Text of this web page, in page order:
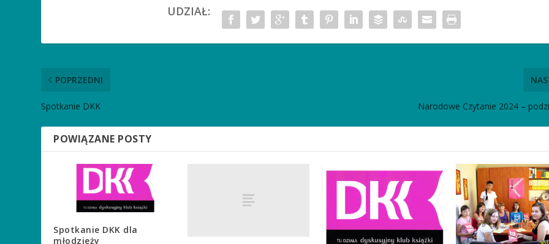
UDZIAŁ:
POPRZEDNI
Spotkanie DKK Narodowe Czytanie 2024 –
POWIĄZANE POSTY
Spotkanie DKK dla
młodzieży